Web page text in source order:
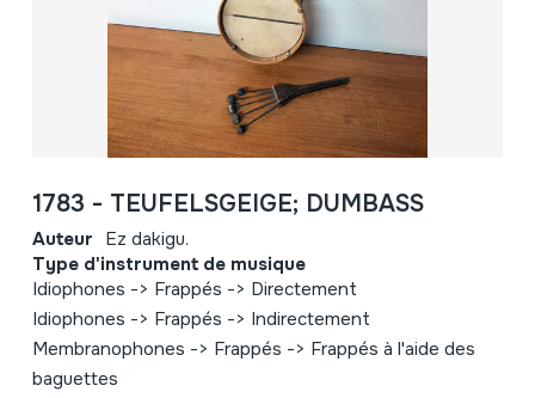
1783 - TEUFELSGEIGE; DUMBASS
Auteur Ez dakigu.
Type d'instrument de musique
Idiophones -> Frappés -> Directement
Idiophones -> Frappés -> Indirectement
Membranophones -> Frappés -> Frappés à l'aide des
baguettes